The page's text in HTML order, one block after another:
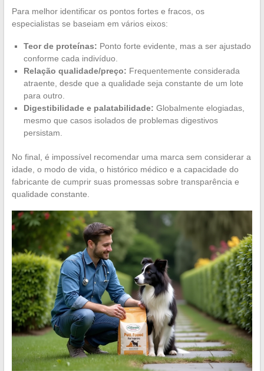
Para melhor identificar os pontos fortes e fracos, os
especialistas se baseiam em vários eixos:
Teor de proteínas: Ponto forte evidente, mas a ser ajustado
conforme cada indivíduo.
Relação qualidade/preço: Frequentemente considerada
atraente, desde que a qualidade seja constante de um lote
para outro.
Digestibilidade e palatabilidade: Globalmente elogiadas,
mesmo que casos isolados de problemas digestivos
persistam.
No final, é impossível recomendar uma marca sem considerar a
idade, o modo de vida, o histórico médico e a capacidade do
fabricante de cumprir suas promessas sobre transparência e
qualidade constante.